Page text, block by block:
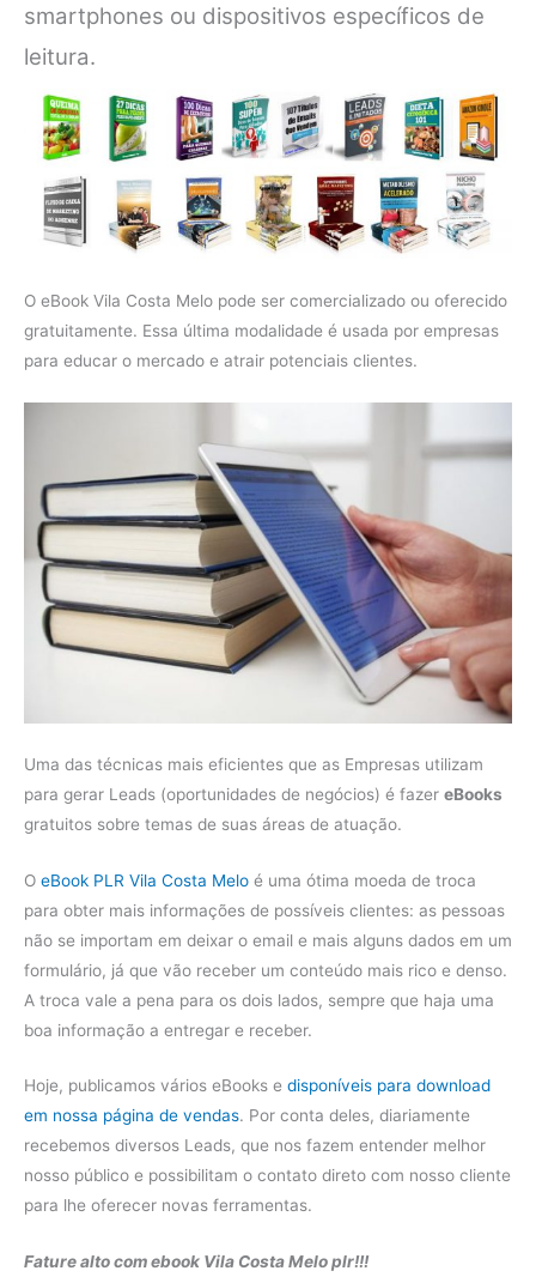
smartphones ou dispositivos específicos de
leitura.
O eBook Vila Costa Melo pode ser comercializado ou oferecido
gratuitamente. Essa última modalidade é usada por empresas
para educar o mercado e atrair potenciais clientes.
Uma das técnicas mais eficientes que as Empresas utilizam
para gerar Leads (oportunidades de negócios) é fazer eBooks
gratuitos sobre temas de suas áreas de atuação.
O eBook PLR Vila Costa Melo é uma ótima moeda de troca
para obter mais informações de possíveis clientes: as pessoas
não se importam em deixar o email e mais alguns dados em um
formulário, já que vão receber um conteúdo mais rico e denso.
A troca vale a pena para os dois lados, sempre que haja uma
boa informação a entregar e receber.
Hoje, publicamos vários eBooks e disponíveis para download
em nossa página de vendas. Por conta deles, diariamente
recebemos diversos Leads, que nos fazem entender melhor
nosso público e possibilitam o contato direto com nosso cliente
para lhe oferecer novas ferramentas.
Fature alto com ebook Vila Costa Melo plr!!!